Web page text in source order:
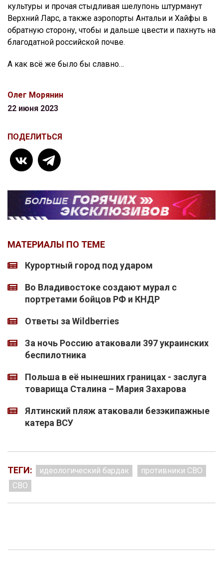
культуры и прочая стыдливая шелупонь штурманут
Верхний Ларс, а также аэропорты Антальи и Хайфы в
обратную сторону, чтобы и дальше цвести и пахнуть на
благодатной российской почве.
А как всё же было бы славно…
Олег Морянин
22 июня 2023
ПОДЕЛИТЬСЯ
МАТЕРИАЛЫ ПО ТЕМЕ
Курортный город под ударом
Во Владивостоке создают мурал с
портретами бойцов РФ и КНДР
Ответы за Wildberries
За ночь Россию атаковали 397 украинских
беспилотника
Польша в её нынешних границах - заслуга
товарища Сталина – Мария Захарова
Ялтинский пляж атаковали безэкипажные
катера ВСУ
ТЕГИ: идеологический бардак
противники СВО
СВО